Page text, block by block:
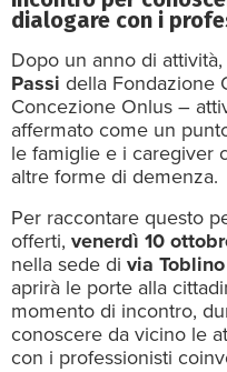
dialogare con i
Dopo un anno di
Passi della Fondazione
Concezione Onlus –
affermato come un
le famiglie e i caregiver
altre forme di demenza.
Per raccontare questo
offerti, venerdì 10
nella sede di via
aprirà le porte alla
momento di incontro,
conoscere da vicino le
con i professionisti